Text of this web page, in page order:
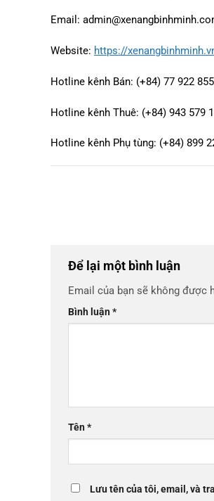
Email:
Website: https://
Hotline kênh Bán: (+84) 77 922
Hotline kênh Thuê: (+84) 943 579
Hotline kênh Phụ tùng: (+84) 899
Để lại một bình luận
Email của bạn sẽ không được
Bình luận*
Tên*
Lưu tên của tôi, email, và